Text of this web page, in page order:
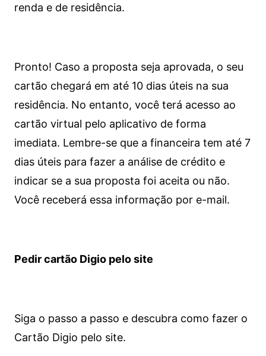
renda e de residência.
Pronto! Caso a proposta seja aprovada, o seu
cartão chegará em até 10 dias úteis na sua
residência. No entanto, você terá acesso ao
cartão virtual pelo aplicativo de forma
imediata. Lembre-se que a financeira tem até 7
dias úteis para fazer a análise de crédito e
indicar se a sua proposta foi aceita ou não.
Você receberá essa informação por e-mail.
Pedir cartão Digio pelo site
Siga o passo a passo e descubra como fazer o
Cartão Digio pelo site.